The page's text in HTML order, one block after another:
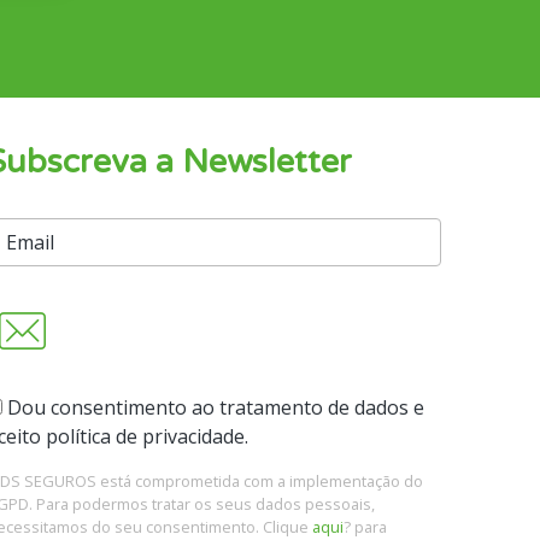
a Newsletter
Dou consentimento ao tratamento de dados e
política de privacidade.
SEGUROS está comprometida com a implementação do
Para podermos tratar os seus dados pessoais,
do seu consentimento. Clique aqui? para